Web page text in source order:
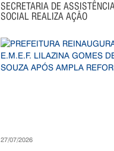
SECRETARIA DE
SOCIAL REALIZA AÇÃO
27/07/2026